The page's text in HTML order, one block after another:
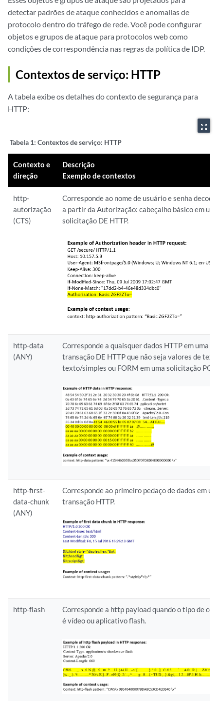
detectar padrões de ataque conhecidos e anomalias de
protocolo dentro do tráfego de rede. Você pode configurar
objetos e grupos de ataque para protocolos web como
condições de correspondência nas regras da política de IDP.
Contextos de serviço: HTTP
A tabela exibe os detalhes do contexto de segurança para
HTTP:
zoom_out_map
Tabela 1: Contextos de serviço: HTTP
Contexto e
direção
Descrição
Exemplo de contextos
http-
autorização
(CTS)
Corresponde ao nome de usuário e senha
a partir da Autorização: cabeçalho básico em
solicitação DE HTTP.
http-data
(ANY)
Corresponde a quaisquer dados HTTP em uma
transação DE HTTP que não seja valores de
texto/simples ou FORM em uma solicitação
http-first-
data-chunk
(ANY)
Corresponde ao primeiro pedaço de dados em
transação HTTP.
http-flash
Corresponde a http payload quando o tipo de
é vídeo ou aplicativo flash.